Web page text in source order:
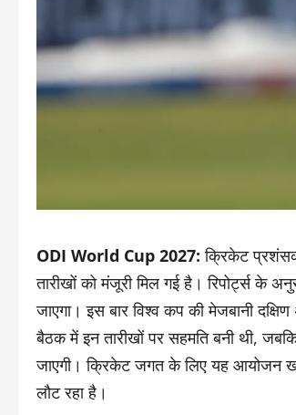
ODI World Cup 2027:क्रिकेट
तारीखों को मंजूरी मिल गई है। रिपोर्ट्स के
जाएगा। इस बार विश्व कप की मेजबानी
बैठक में इन तारीखों पर सहमति बनी थी,
जाएगी। क्रिकेट जगत के लिए यह आयोजन
लौट रहा है।